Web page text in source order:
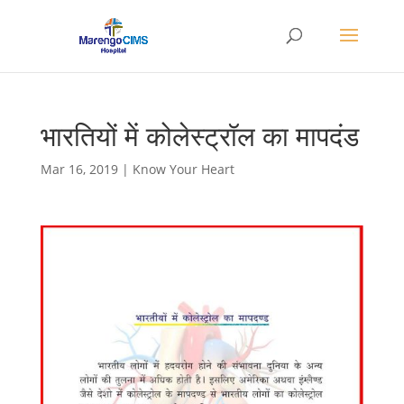
भारतियों में कोलेस्ट्रॉल का मापदंड
Mar 16, 2019| Know Your Heart